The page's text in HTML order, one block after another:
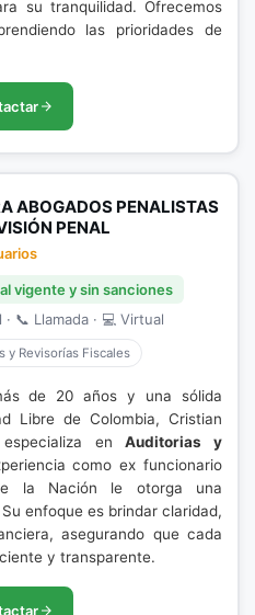
su tranquilidad. Ofrecemos
las prioridades de
ABOGADOS PENALISTAS
PENAL
vigente y sin sanciones
· 📞 Llamada · 💻 Virtual
y Revisorías Fiscales
de 20 años y una sólida
Libre de Colombia, Cristian
especializa enAuditorias y
como ex funcionario
la Nación le otorga una
enfoque es brindar claridad,
asegurando que cada
y transparente.